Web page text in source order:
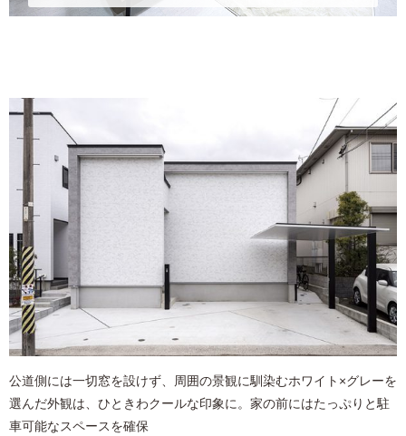
公道側には一切窓を設けず、周囲の景観に馴染むホワイト×グレーを
選んだ外観は、ひときわクールな印象に。家の前にはたっぷりと駐
車可能なスペースを確保